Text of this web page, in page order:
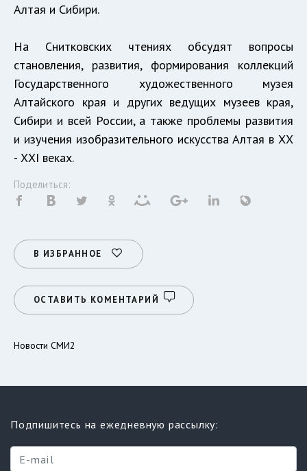
Алтая и Сибири.
На Снитковских чтениях обсудят вопросы
становления, развития, формирования коллекций
Государственного художественного музея
Алтайского края и других ведущих музеев края,
Сибири и всей России, а также проблемы развития
и изучения изобразительного искусства Алтая в ХХ
- ХХI веках.
Поделиться:
В ИЗБРАННОЕ
ОСТАВИТЬ КОМЕНТАРИЙ
Новости СМИ2
Подпишитесь на ежедневную рассылку: